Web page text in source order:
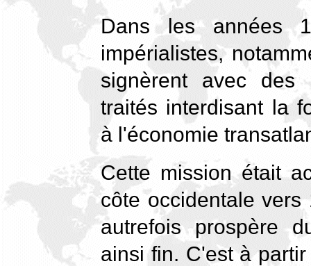
Dans les années
impérialistes,
signèrent avec des
traités interdisant la
à l'économie
Cette mission était
côte occidentale
autrefois prospère
ainsi fin. C'est à